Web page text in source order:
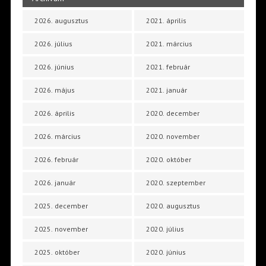
2026. augusztus
2026. július
2026. június
2026. május
2026. április
2026. március
2026. február
2026. január
2025. december
2025. november
2025. október
2021. április
2021. március
2021. február
2021. január
2020. december
2020. november
2020. október
2020. szeptember
2020. augusztus
2020. július
2020. június